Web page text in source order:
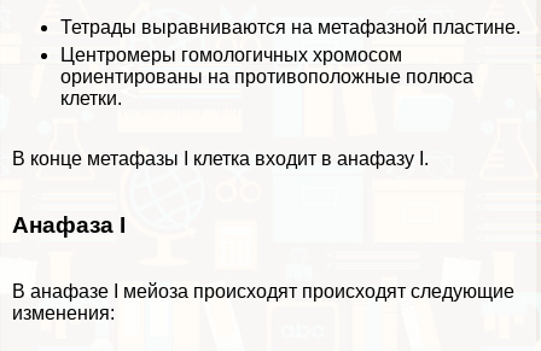
Тетрады выравниваются на метафазной пластине.
Центромеры гомологичных хромосом
ориентированы на противоположные полюса
клетки.
В конце метафазы I клетка входит в анафазу I.
Анафаза I
В анафазе I мейоза происходят происходят следующие
изменения: